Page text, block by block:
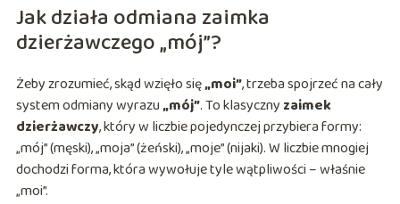
Jak działa odmiana zaimka
dzierżawczego „mój”?
Żeby zrozumieć, skąd wzięło się„moi”, trzeba spojrzeć na cały
system odmiany wyrazu„mój”. To klasyczny zaimek
dzierżawczy, który w liczbie pojedynczej przybiera formy:
„mój” (męski), „moja” (żeński), „moje” (nijaki). W liczbie mnogiej
dochodzi forma, która wywołuje tyle wątpliwości – właśnie
„moi”.